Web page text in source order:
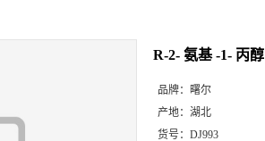
R-2- 氨基 -1- 丙醇
品牌： 曙尔
产地： 湖北
货号： DJ993